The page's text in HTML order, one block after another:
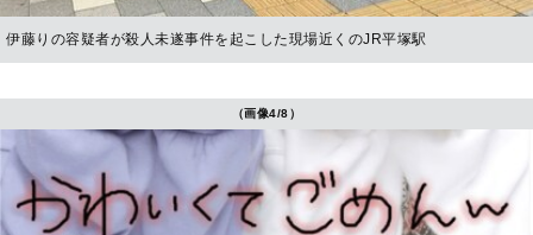
伊藤りの容疑者が殺人未遂事件を起こした現場近くのJR平塚駅
（画像4/8）